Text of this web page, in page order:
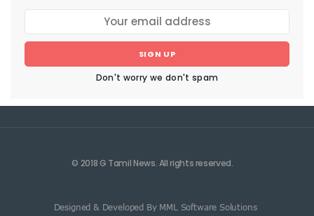
SIGN UP
Don't worry we don't spam
© 2018 G Tamil News. All rights reserved.
Designed & Developed By MML Software Solutions